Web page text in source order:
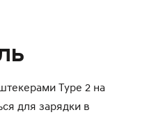
Type 2 на
для зарядки в